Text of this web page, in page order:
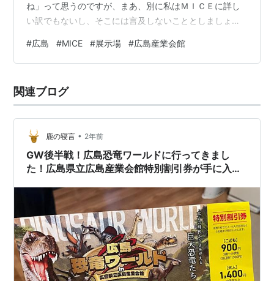
ね」って思うのですが、まあ、別に私はＭＩＣＥに詳し
い訳でもないし、そこには言及しないこととしましょ
ココ。県立産業会館ではないでしょうか。先日、用事で
少し立ち寄ったので、今回はココのリポートです。 （好
年開館とのことで、確かに古い。ここは建て替えるべき
かも）
#広島 #MICE #展示場 #広島産業会館
関連ブログ
鹿の寝言 • 2年前
GW後半戦！広島恐竜ワールドに行ってきまし
た！広島県立広島産業会館特別割引券が手に入っ